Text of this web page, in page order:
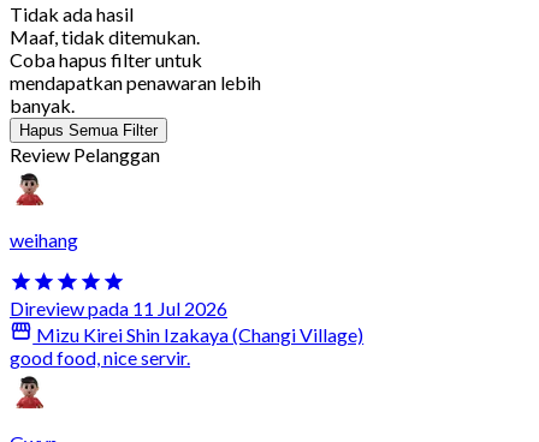
Tidak ada hasil
Maaf, tidak ditemukan.
Coba hapus filter untuk
mendapatkan penawaran lebih
banyak.
Hapus Semua Filter
Review Pelanggan
weihang
Direview pada 11 Jul 2026
Mizu Kirei Shin Izakaya (Changi Village)
good food, nice servir.